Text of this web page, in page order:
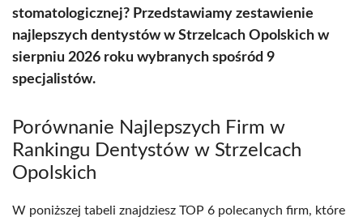
stomatologicznej? Przedstawiamy zestawienie
najlepszych dentystów w Strzelcach Opolskich w
sierpniu 2026 roku wybranych spośród 9
specjalistów.
Porównanie Najlepszych Firm w
Rankingu Dentystów w Strzelcach
Opolskich
W poniższej tabeli znajdziesz TOP 6 polecanych firm, które